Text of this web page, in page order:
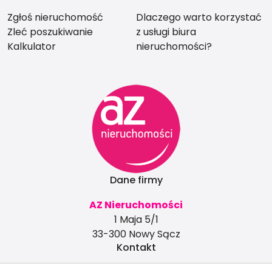
Zgłoś nieruchomość
Zleć poszukiwanie
Kalkulator
Dlaczego warto korzystać
z usługi biura
nieruchomości?
Dane firmy
AZ Nieruchomości
1 Maja 5/1
33-300 Nowy Sącz
Kontakt